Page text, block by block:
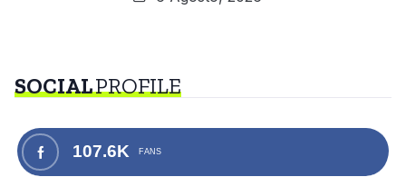
SOCIALPROFILE
107.6K FANS